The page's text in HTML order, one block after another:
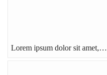
Lorem ipsum dolor sit amet,…